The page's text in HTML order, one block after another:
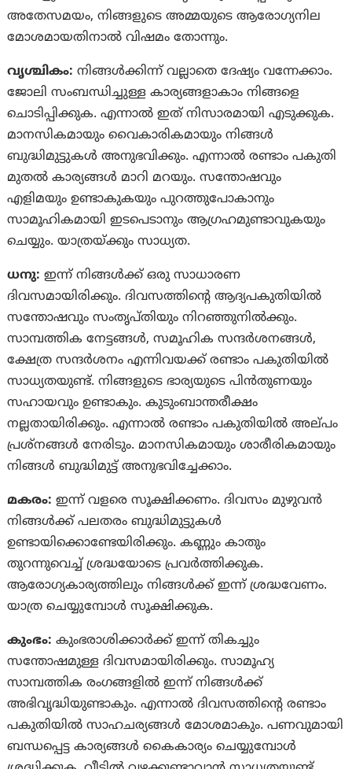
അതേസമയം, നിങ്ങളുടെ അമ്മയുടെ ആരോഗ്യനില
മോശമായതിനാൽ വിഷമം തോന്നും.
വൃശ്ചികം: നിങ്ങൾക്കിന്ന് വല്ലാതെ ദേഷ്യം വന്നേക്കാം.
ജോലി സംബന്ധിച്ചുള്ള കാര്യങ്ങളാകാം നിങ്ങളെ
ചൊടിപ്പിക്കുക. എന്നാൽ ഇത് നിസാരമായി എടുക്കുക.
മാനസികമായും വൈകാരികമായും നിങ്ങള്‍
ബുദ്ധിമുട്ടുകൾ അനുഭവിക്കും. എന്നാൽ രണ്ടാം പകുതി
മുതൽ കാര്യങ്ങൾ മാറി മറയും. സന്തോഷവും
എളിമയും ഉണ്ടാകുകയും പുറത്തുപോകാനും
സാമൂഹികമായി ഇടപെടാനും ആഗ്രഹമുണ്ടാവുകയും
ചെയ്യും. യാത്രയ്‌ക്കും സാധ്യത.
ധനു: ഇന്ന് നിങ്ങൾക്ക് ഒരു സാധാരണ
ദിവസമായിരിക്കും. ദിവസത്തിൻ്റെ ആദ്യപകുതിയില്‍
സന്തോഷവും സംതൃപ്‌തിയും നിറഞ്ഞുനില്‍ക്കും.
സാമ്പത്തിക നേട്ടങ്ങള്‍, സമൂഹിക സന്ദര്‍ശനങ്ങള്‍,
ക്ഷേത്ര സന്ദര്‍ശനം എന്നിവയക്ക് രണ്ടാം പകുതിയില്‍
സാധ്യതയുണ്ട്. നിങ്ങളുടെ ഭാര്യയുടെ പിന്‍തുണയും
സഹായവും ഉണ്ടാകും. കുടുംബാന്തരീക്ഷം
നല്ലതായിരിക്കും. എന്നാല്‍ രണ്ടാം പകുതിയില്‍ അല്‌പം
പ്രശ്‌നങ്ങള്‍ നേരിടും. മാനസികമായും ശാരീരികമായും
നിങ്ങൾ ബുദ്ധിമുട്ട് അനുഭവിച്ചേക്കാം.
മകരം: ഇന്ന് വളരെ സൂക്ഷിക്കണം. ദിവസം മുഴുവന്‍
നിങ്ങൾക്ക് പലതരം ബുദ്ധിമുട്ടുകള്‍
ഉണ്ടായിക്കൊണ്ടേയിരിക്കും. കണ്ണും കാതും
തുറന്നുവെച്ച് ശ്രദ്ധയോടെ പ്രവർത്തിക്കുക.
ആരോഗ്യകാര്യത്തിലും നിങ്ങൾക്ക് ഇന്ന് ശ്രദ്ധവേണം.
യാത്ര ചെയ്യുമ്പോൾ സൂക്ഷിക്കുക.
കുംഭം: കുംഭരാശിക്കാര്‍ക്ക് ഇന്ന് തികച്ചും
സന്തോഷമുള്ള ദിവസമായിരിക്കും. സാമൂഹ്യ
സാമ്പത്തിക രംഗങ്ങളില്‍ ഇന്ന് നിങ്ങൾക്ക്‌
അഭിവൃദ്ധിയുണ്ടാകും. എന്നാൽ ദിവസത്തിൻ്റെ രണ്ടാം
പകുതിയില്‍ സാഹചര്യങ്ങള്‍ മോശമാകും. പണവുമായി
ബന്ധപ്പെട്ട കാര്യങ്ങൾ കൈകാര്യം ചെയ്യുമ്പോൾ